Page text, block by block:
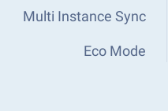
Multi Instance Sync
Eco Mode